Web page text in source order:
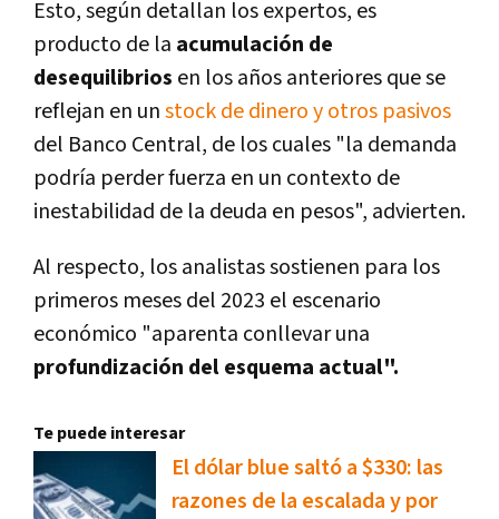
Esto, según detallan los expertos, es
producto de la acumulación de
desequilibrios en los años anteriores que se
reflejan en unstock de dinero y otros pasivos
del Banco Central, de los cuales "la demanda
podría perder fuerza en un contexto de
inestabilidad de la deuda en pesos", advierten.
Al respecto, los analistas sostienen para los
primeros meses del 2023 el escenario
económico "aparenta conllevar una
profundización del esquema actual".
Te puede interesar
El dólar blue saltó a $330: las
razones de la escalada y por